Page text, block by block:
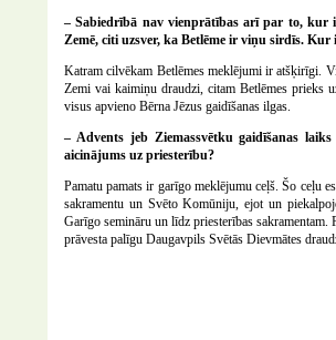
– Sabiedrībā nav vienprātības arī par to, kur
Zemē, citi uzsver, ka Betlēme ir viņu sirdīs. Kur
Katram cilvēkam Betlēmes meklējumi ir atšķirīgi.
Zemi vai kaimiņu draudzi, citam Betlēmes prieks
visus apvieno Bērna Jēzus gaidīšanas ilgas.
– Advents jeb Ziemassvētku gaidīšanas
aicinājums uz priesterību?
Pamatu pamats ir garīgo meklējumu ceļš. Šo ceļu
sakramentu un Svēto Komūniju, ejot un
Garīgo semināru un līdz priesterības
prāvesta palīgu Daugavpils Svētās Dievmātes